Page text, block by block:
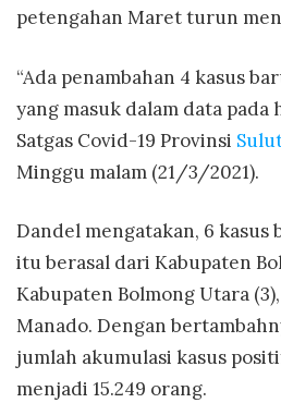
petengahan Maret turun
“Ada penambahan 4 kasus
yang masuk dalam data pada
Satgas Covid-19 Provinsi
Minggu malam (21/3/2021).
Dandel mengatakan, 6 kasus
itu berasal dari Kabupaten
Kabupaten Bolmong Utara
Manado. Dengan
jumlah akumulasi kasus
menjadi 15.249 orang.